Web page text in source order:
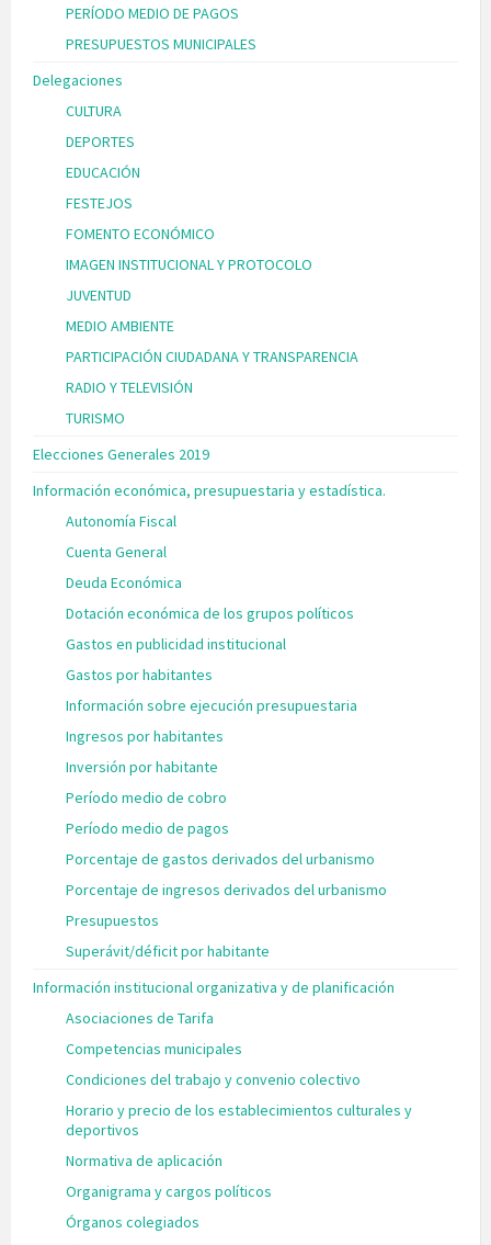
PERÍODO MEDIO DE PAGOS
PRESUPUESTOS MUNICIPALES
Delegaciones
CULTURA
DEPORTES
EDUCACIÓN
FESTEJOS
FOMENTO ECONÓMICO
IMAGEN INSTITUCIONAL Y PROTOCOLO
JUVENTUD
MEDIO AMBIENTE
PARTICIPACIÓN CIUDADANA Y TRANSPARENCIA
RADIO Y TELEVISIÓN
TURISMO
Elecciones Generales 2019
Información económica, presupuestaria y estadística.
Autonomía Fiscal
Cuenta General
Deuda Económica
Dotación económica de los grupos políticos
Gastos en publicidad institucional
Gastos por habitantes
Información sobre ejecución presupuestaria
Ingresos por habitantes
Inversión por habitante
Período medio de cobro
Período medio de pagos
Porcentaje de gastos derivados del urbanismo
Porcentaje de ingresos derivados del urbanismo
Presupuestos
Superávit/déficit por habitante
Información institucional organizativa y de planificación
Asociaciones de Tarifa
Competencias municipales
Condiciones del trabajo y convenio colectivo
Horario y precio de los establecimientos culturales y
deportivos
Normativa de aplicación
Organigrama y cargos políticos
Órganos colegiados